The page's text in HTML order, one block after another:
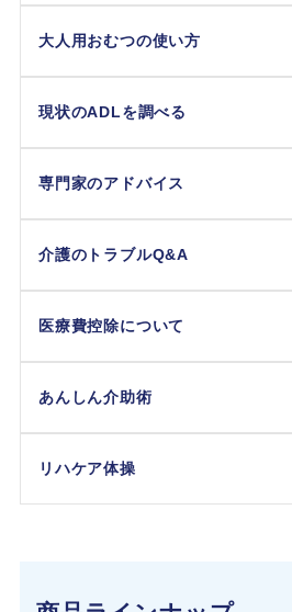
大人用おむつの使い方
現状のADLを調べる
専門家のアドバイス
介護のトラブルQ&A
医療費控除について
あんしん介助術
リハケア体操